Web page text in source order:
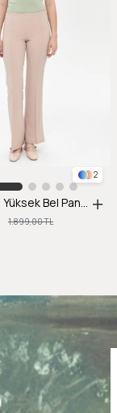
2
Beli Lastikli Yüksek Bel Pantolon-BEJ
1.899,00 TL